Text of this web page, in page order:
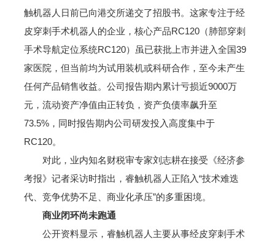
触机器人日前已向港交所递交了招股书。这家专注于经
皮穿刺手术机器人的企业，核心产品RC120（肺部穿刺
手术导航定位系统RC120）虽已获批上市并进入全国39
家医院，但当前均为试用装机或科研合作，至今未产生
任何产品销售收益。公司报告期内累计亏损近9000万
元，流动资产净值由正转负，资产负债率飙升至
73.5%，同时报告期内公司研发投入高度集中于
RC120。
对此，业内知名财税审专家刘志耕在接受《经济参
考报》记者采访时指出，睿触机器人正陷入“技术难迭
代、竞争优势不足、商业化承压”的多重困境。
商业闭环尚未跑通
公开资料显示，睿触机器人主要从事经皮穿刺手术